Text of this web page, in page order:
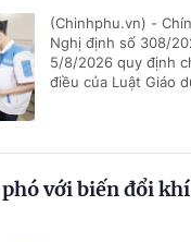
(Chinhphu.vn) -
Nghị định số 308/
5/8/2026 quy định
điều của Luật Giáo
với biến đổi